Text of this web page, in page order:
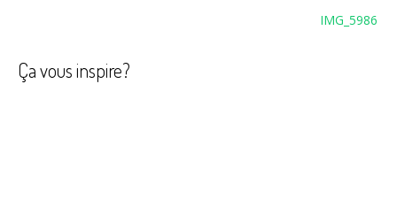
IMG_5986
Ça vous inspire?